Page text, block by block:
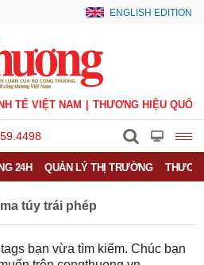
ENGLISH EDITION
TẾ VIỆT NAM THƯƠNG HIỆU QUỐC
24H QUẢN LÝ THỊ TRƯỜNG
túy trái phép
bạn vừa tìm kiếm. Chúc bạn